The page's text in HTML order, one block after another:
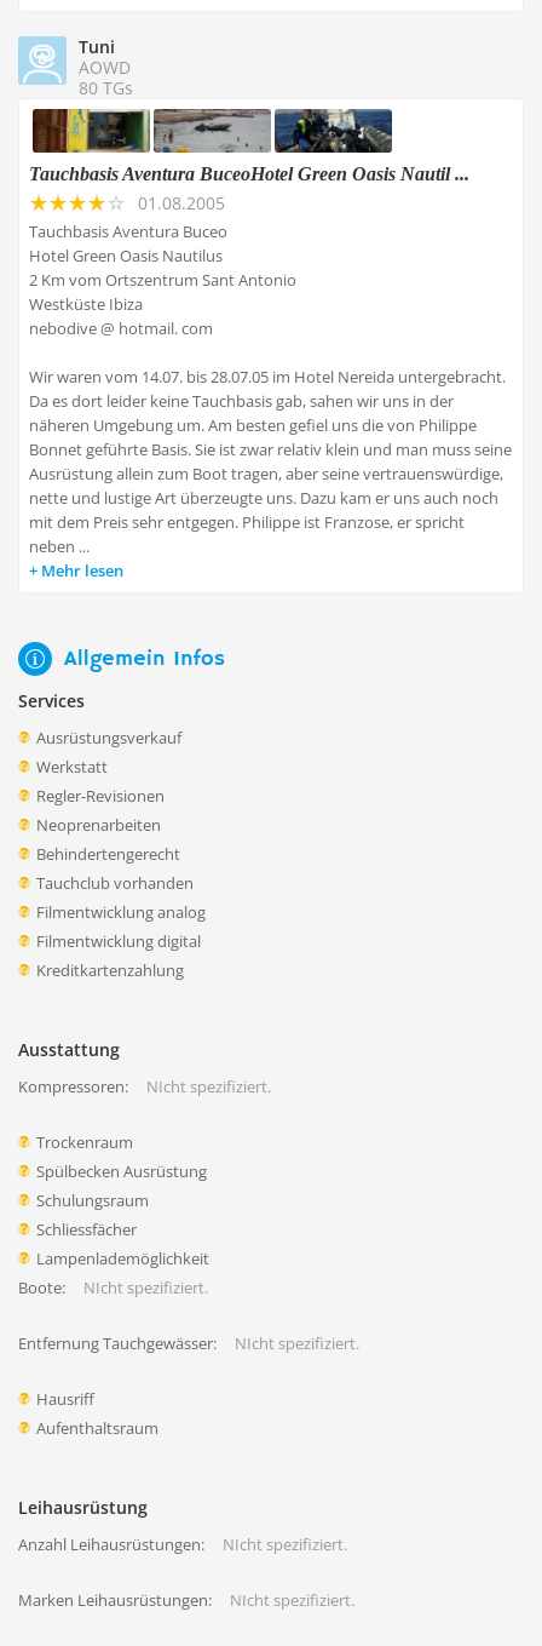
Tuni
AOWD
80 TGs
Tauchbasis Aventura BuceoHotel Green Oasis Nautil ...
01.08.2005
Tauchbasis Aventura Buceo
Hotel Green Oasis Nautilus
2 Km vom Ortszentrum Sant Antonio
Westküste Ibiza
nebodive @ hotmail. com
Wir waren vom 14.07. bis 28.07.05 im Hotel Nereida untergebracht.
Da es dort leider keine Tauchbasis gab, sahen wir uns in der
näheren Umgebung um. Am besten gefiel uns die von Philippe
Bonnet geführte Basis. Sie ist zwar relativ klein und man muss seine
Ausrüstung allein zum Boot tragen, aber seine vertrauenswürdige,
nette und lustige Art überzeugte uns. Dazu kam er uns auch noch
mit dem Preis sehr entgegen. Philippe ist Franzose, er spricht
neben ...
Mehr lesen
Allgemein Infos
Services
Ausrüstungsverkauf
Werkstatt
Regler-Revisionen
Neoprenarbeiten
Behindertengerecht
Tauchclub vorhanden
Filmentwicklung analog
Filmentwicklung digital
Kreditkartenzahlung
Ausstattung
Kompressoren: NIcht spezifiziert.
Trockenraum
Spülbecken Ausrüstung
Schulungsraum
Schliessfächer
Lampenlademöglichkeit
Boote:
NIcht spezifiziert.
Entfernung Tauchgewässer: NIcht spezifiziert.
Hausriff
Aufenthaltsraum
Leihausrüstung
Anzahl Leihausrüstungen: NIcht spezifiziert.
Marken Leihausrüstungen: NIcht spezifiziert.